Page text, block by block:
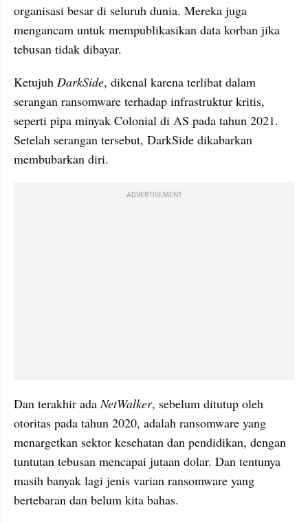
organisasi besar di seluruh dunia. Mereka juga
mengancam untuk mempublikasikan data korban jika
tebusan tidak dibayar.
Ketujuh DarkSide, dikenal karena terlibat dalam
serangan ransomware terhadap infrastruktur kritis,
seperti pipa minyak Colonial di AS pada tahun 2021.
Setelah serangan tersebut, DarkSide dikabarkan
membubarkan diri.
ADVERTISEMENT
Dan terakhir ada NetWalker, sebelum ditutup oleh
otoritas pada tahun 2020, adalah ransomware yang
menargetkan sektor kesehatan dan pendidikan, dengan
tuntutan tebusan mencapai jutaan dolar. Dan tentunya
masih banyak lagi jenis varian ransomware yang
bertebaran dan belum kita bahas.